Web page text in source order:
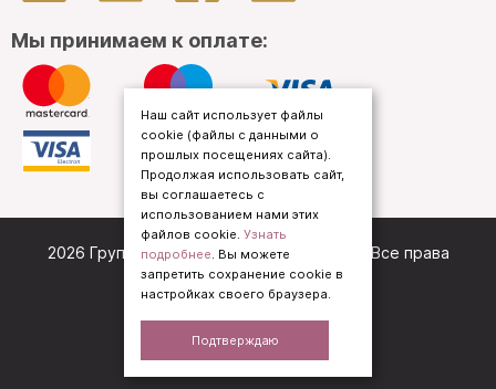
Мы принимаем к оплате:
2026 Группа компаний «Кредо Приорат
». Все права
защищены.
Наш сайт использует файлы
cookie (файлы с данными о
прошлых посещениях сайта).
Продолжая использовать сайт,
вы соглашаетесь с
использованием нами этих
файлов cookie. Узнать
подробнее. Вы можете
запретить сохранение cookie в
настройках своего браузера.